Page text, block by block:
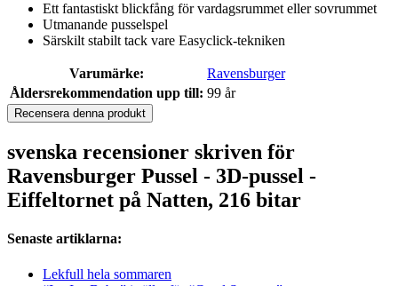
Ett fantastiskt blickfång för vardagsrummet eller sovrummet
Utmanande pusselspel
Särskilt stabilt tack vare Easyclick-tekniken
Varumärke:
Ravensburger
Åldersrekommendation upp till: 99 år
Recensera denna produkt
svenska recensioner skriven för
Ravensburger Pussel - 3D-pussel -
Eiffeltornet på Natten, 216 bitar
Senaste artiklarna:
Lekfull hela sommaren